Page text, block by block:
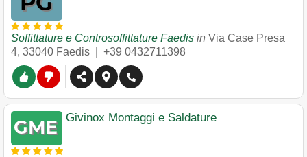
Soffittature e Controsoffittature Faedis in Via Case Presa
4, 33040 Faedis +39 0432711398
Givinox Montaggi e Saldature